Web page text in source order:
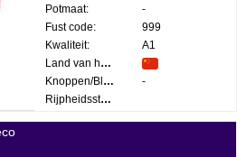
Potmaat:
-
Fust code:
999
Kwaliteit:
A1
Land van herkomst:
Knoppen/Bloemen:
-
Rijpheidsstadium: